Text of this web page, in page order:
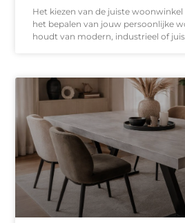
Het kiezen van de juiste
het bepalen van jouw persoonlijke
houdt van modern, industrieel of